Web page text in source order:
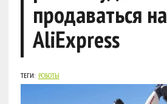
продаваться на
AliExpress
ТЕГИ: РОБОТЫ